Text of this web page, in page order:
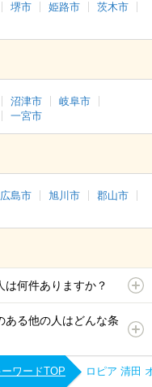
堺市 姫路市
茨木市
沼津市
岐阜市
一宮市
広島市 旭川市
郡山市
は何件ありますか？
ある他の人はどんな条
ーワードTOP ロピア 清田